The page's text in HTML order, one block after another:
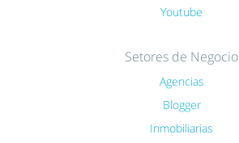
Youtube
Setores de Negocio
Agencias
Blogger
Inmobiliarias